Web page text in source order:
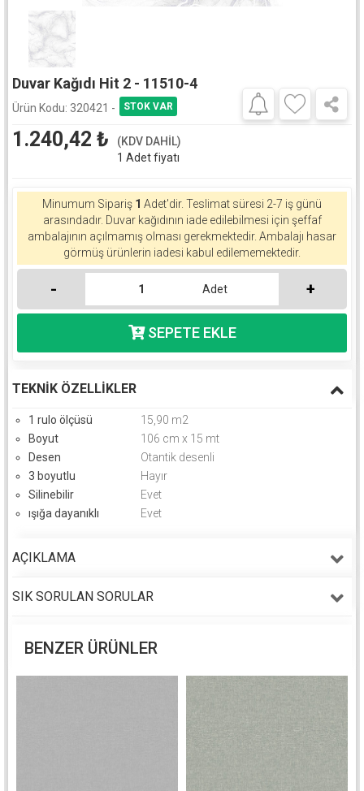
Duvar Kağıdı Hit 2 - 11510-4
Ürün Kodu: 320421 -
1.240,42 ₺
(KDV DAHİL)
1 Adet fiyatı
Minumum Sipariş 1 Adet'dir. Teslimat süresi 2-7 iş günü
arasındadır. Duvar kağıdının iade edilebilmesi için şeffaf
ambalajının açılmamış olması gerekmektedir. Ambalajı hasar
görmüş ürünlerin iadesi kabul edilememektedir.
- Adet +
TEKNIK ÖZELLIKLER
1 rulo ölçüsü
15,90 m2
Boyut
106 cm x 15 mt
Desen
Otantik desenli
3 boyutlu
Hayır
Silinebilir
Evet
ışığa dayanıklı
Evet
AÇIKLAMA
SIK SORULAN SORULAR
BENZER ÜRÜNLER